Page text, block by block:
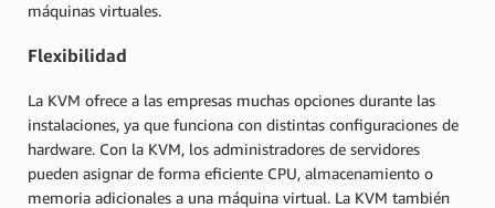
máquinas virtuales.
Flexibilidad
La KVM ofrece a las empresas muchas opciones durante las
instalaciones, ya que funciona con distintas configuraciones de
hardware. Con la KVM, los administradores de servidores
pueden asignar de forma eficiente CPU, almacenamiento o
memoria adicionales a una máquina virtual. La KVM también